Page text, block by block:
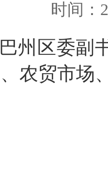
时间：
州区委副
农贸市场